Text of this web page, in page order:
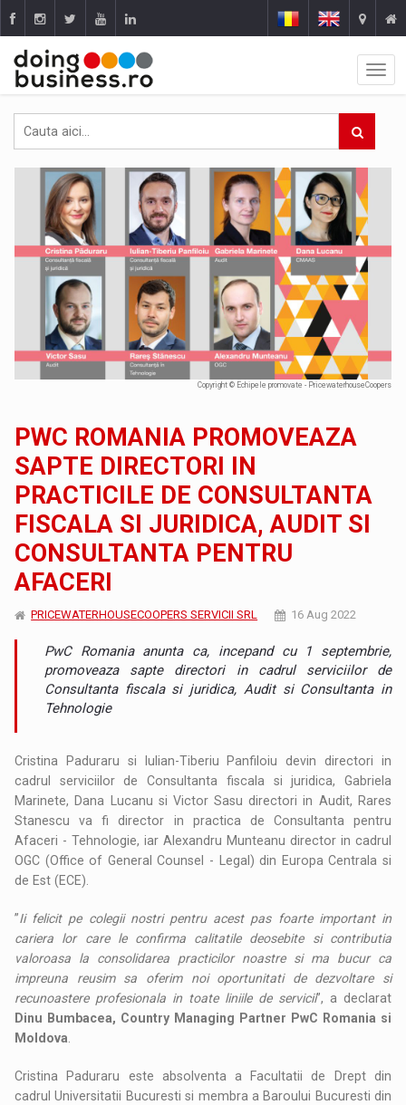
Copyright © Echipele promovate - PricewaterhouseCoopers
PWC ROMANIA PROMOVEAZA
SAPTE DIRECTORI IN
PRACTICILE DE CONSULTANTA
FISCALA SI JURIDICA, AUDIT SI
CONSULTANTA PENTRU
AFACERI
PRICEWATERHOUSECOOPERS SERVICII SRL 16 Aug 2022
PwC Romania anunta ca, incepand cu 1 septembrie,
promoveaza sapte directori in cadrul serviciilor de
Consultanta fiscala si juridica, Audit si Consultanta in
Tehnologie
Cristina Paduraru si Iulian-Tiberiu Panfiloiu devin directori in
cadrul serviciilor de Consultanta fiscala si juridica, Gabriela
Marinete, Dana Lucanu si Victor Sasu directori in Audit, Rares
Stanescu va fi director in practica de Consultanta pentru
Afaceri - Tehnologie, iar Alexandru Munteanu director in cadrul
OGC (Office of General Counsel - Legal) din Europa Centrala si
de Est (ECE).
”Ii felicit pe colegii nostri pentru acest pas foarte important in
cariera lor care le confirma calitatile deosebite si contributia
valoroasa la consolidarea practicilor noastre si ma bucur ca
impreuna reusim sa oferim noi oportunitati de dezvoltare si
recunoastere profesionala in toate liniile de servicii”, a declarat
Dinu Bumbacea, Country Managing Partner PwC Romania si
Moldova
Cristina Paduraru este absolventa a Facultatii de Drept din
cadrul Universitatii Bucuresti si membra a Baroului Bucuresti din